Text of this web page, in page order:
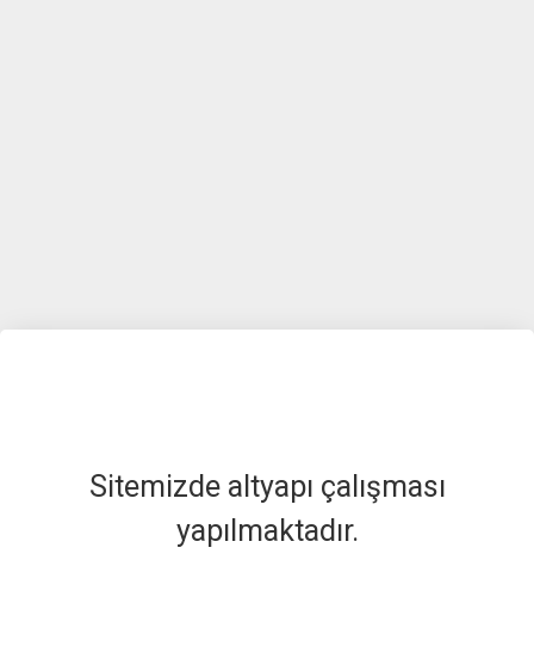
Sitemizde altyapı çalışması
yapılmaktadır.